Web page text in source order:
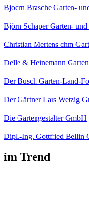
Bjoern Brasche Garten-
Björn Schaper Garten- und
Christian Mertens chm
Delle & Heinemann
Der Busch Garten-Land-
Der Gärtner Lars Wetzig
Die Gartengestalter GmbH
Dipl.-Ing. Gottfried Bellin
im Trend